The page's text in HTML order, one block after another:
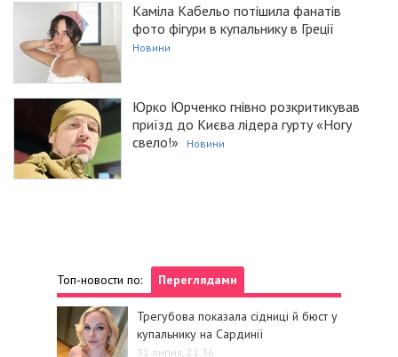
Каміла Кабельо потішила фанатів
фото фігури в купальнику в Греції
Новини
Юрко Юрченко гнівно розкритикував
приїзд до Києва лідера гурту «Ногу
свело!»
Новини
Топ-новости по: Переглядами
Трегубова показала сідниці й бюст у
купальнику на Сардинії
31 липня, 21:36